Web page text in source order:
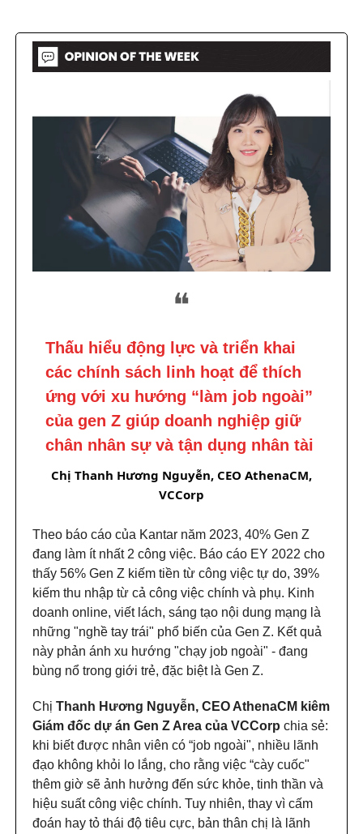
❝
Thấu hiểu động lực và triển khai
các chính sách linh hoạt để thích
ứng với xu hướng “làm job ngoài”
của gen Z giúp doanh nghiệp giữ
chân nhân sự và tận dụng nhân tài
Chị Thanh Hương Nguyễn, CEO AthenaCM,
VCCorp
Theo báo cáo của Kantar năm 2023, 40% Gen Z
đang làm ít nhất 2 công việc. Báo cáo EY 2022 cho
thấy 56% Gen Z kiếm tiền từ công việc tự do, 39%
kiếm thu nhập từ cả công việc chính và phụ. Kinh
doanh online, viết lách, sáng tạo nội dung mạng là
những "nghề tay trái" phổ biến của Gen Z. Kết quả
này phản ánh xu hướng "chạy job ngoài" - đang
bùng nổ trong giới trẻ, đặc biệt là Gen Z.
Chị Thanh Hương Nguyễn, CEO AthenaCM kiêm
Giám đốc dự án Gen Z Area của VCCorp chia sẻ:
khi biết được nhân viên có “job ngoài", nhiều lãnh
đạo không khỏi lo lắng, cho rằng việc “cày cuốc"
thêm giờ sẽ ảnh hưởng đến sức khỏe, tinh thần và
hiệu suất công việc chính. Tuy nhiên, thay vì cấm
đoán hay tỏ thái độ tiêu cực, bản thân chị là lãnh